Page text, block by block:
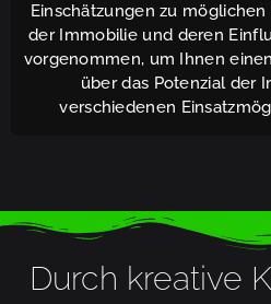
Einschätzungen zu
der Immobilie und deren
vorgenommen, um Ihnen
über das Potenzial der
verschiedenen
Durch kreative